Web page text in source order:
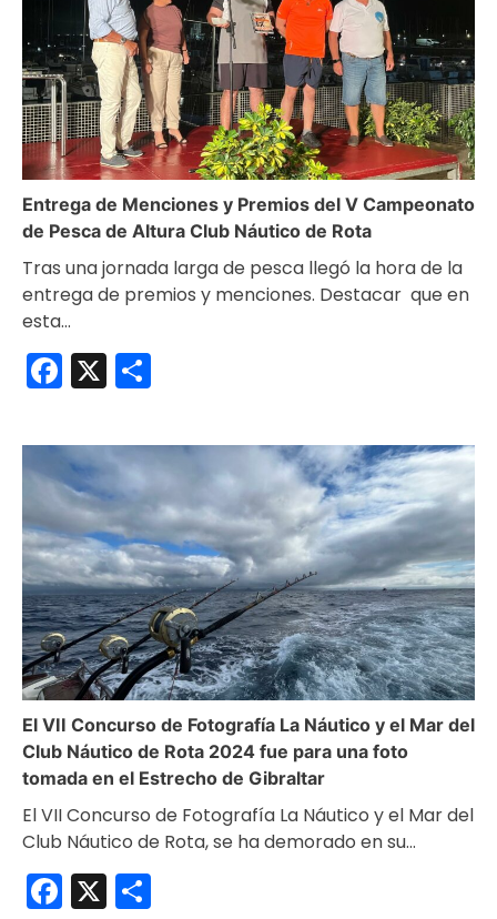
Entrega de Menciones y Premios del V Campeonato
de Pesca de Altura Club Náutico de Rota
Tras una jornada larga de pesca llegó la hora de la
entrega de premios y menciones. Destacar que en
esta…
Facebook
X
El VII Concurso de Fotografía La Náutico y el Mar del
Club Náutico de Rota 2024 fue para una foto
tomada en el Estrecho de Gibraltar
El VII Concurso de Fotografía La Náutico y el Mar del
Club Náutico de Rota, se ha demorado en su…
Facebook
X